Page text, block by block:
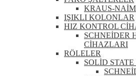
KRAUS-
IŞIKLI KOLONLAR
HIZ KONTROL
SCHNEİDER
CİHAZLARI
RÖLELER
SOLİD